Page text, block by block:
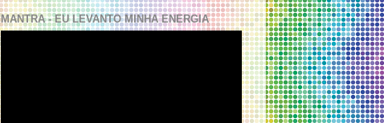
MANTRA - EU LEVANTO MINHA ENERGIA